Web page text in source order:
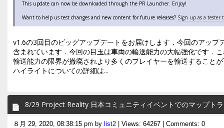
This update can now be downloaded through the PR Launcher. Enjoy!
Want to help us test changes and new content for future releases? Sign up as a tester
v1.6の3回目のビッグアップデートをお届けします．今回のアッ
含まれています．今回の目玉は車両の輸送能力の大幅強化です．
輸送能力の限界が撤廃されより多くのプレイヤーを輸送すること
ハイライトについての詳細は...
8/29 Project Reality 日本コミュニティイベントでのマップト
８月 29, 2020, 08:38:15 pm by list2 | Views: 64267 | Comments: 0